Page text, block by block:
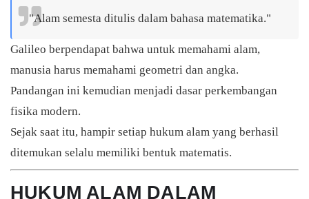
"Alam semesta ditulis dalam bahasa matematika."
Galileo berpendapat bahwa untuk memahami alam,
manusia harus memahami geometri dan angka.
Pandangan ini kemudian menjadi dasar perkembangan
fisika modern.
Sejak saat itu, hampir setiap hukum alam yang berhasil
ditemukan selalu memiliki bentuk matematis.
HUKUM ALAM DALAM